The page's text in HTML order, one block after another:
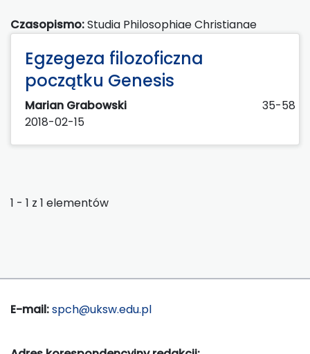
Czasopismo:Studia Philosophiae Christianae
Egzegeza filozoficzna
początku Genesis
Marian Grabowski
35-58
2018-02-15
1 - 1 z 1 elementów
E-mail:spch@uksw.edu.pl